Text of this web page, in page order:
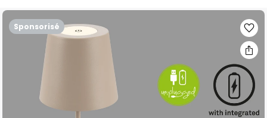
Sponsorisé
Skip
to